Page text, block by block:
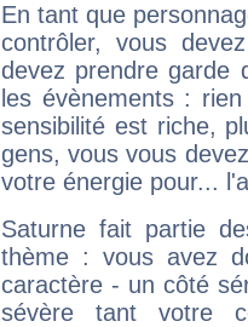
En tant que
contrôler, vous
devez prendre garde
les évènements :
sensibilité est riche,
gens, vous vous
votre énergie pour...
Saturne fait partie
thème : vous avez
caractère - un côté
sévère tant votre